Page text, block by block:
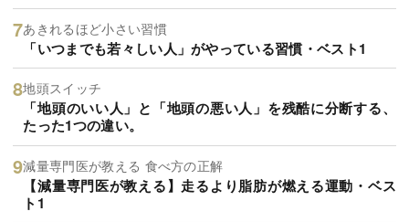
あきれるほど小さい習慣
「いつまでも若々しい人」がやっている習慣・ベスト1
地頭スイッチ
「地頭のいい人」と「地頭の悪い人」を残酷に分断する、
たった1つの違い。
減量専門医が教える 食べ方の正解
【減量専門医が教える】走るより脂肪が燃える運動・ベス
ト1